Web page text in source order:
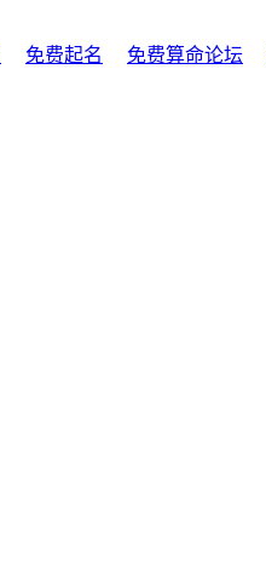
免费起名 免费算命论坛